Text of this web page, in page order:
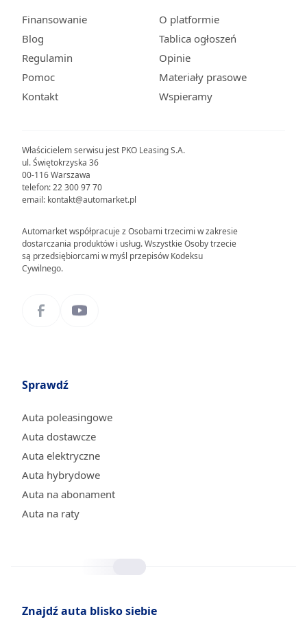
Właścicielem serwisu jest PKO Leasing S.A.
ul. Świętokrzyska 36
00-116 Warszawa
telefon: 22 300 97 70
email: kontakt@automarket.pl
Automarket współpracuje z Osobami trzecimi w zakresie
dostarczania produktów i usług. Wszystkie Osoby trzecie
są przedsiębiorcami w myśl przepisów Kodeksu
Cywilnego.
Finansowanie
Blog
Regulamin
Pomoc
Kontakt
O platformie
Tablica ogłoszeń
Opinie
Materiały prasowe
Wspieramy
Sprawdź
Auta poleasingowe
Auta dostawcze
Auta elektryczne
Auta hybrydowe
Auta na abonament
Auta na raty
Znajdź auta blisko siebie